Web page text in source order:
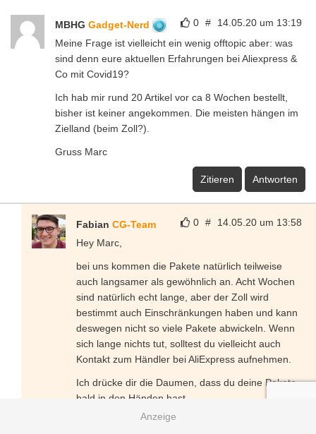
0 # 14.05.20 um 13:19
MBHG Gadget-Nerd
Meine Frage ist vielleicht ein wenig offtopic aber: was
sind denn eure aktuellen Erfahrungen bei Aliexpress &
Co mit Covid19?
Ich hab mir rund 20 Artikel vor ca 8 Wochen bestellt,
bisher ist keiner angekommen. Die meisten hängen im
Zielland (beim Zoll?).
Gruss Marc
Zitieren Antworten
0 # 14.05.20 um 13:58
Fabian CG-Team
Hey Marc,
bei uns kommen die Pakete natürlich teilweise
auch langsamer als gewöhnlich an. Acht Wochen
sind natürlich echt lange, aber der Zoll wird
bestimmt auch Einschränkungen haben und kann
deswegen nicht so viele Pakete abwickeln. Wenn
sich lange nichts tut, solltest du vielleicht auch
Kontakt zum Händler bei AliExpress aufnehmen.
Ich drücke dir die Daumen, dass du deine Pakete
bald in den Händen hast.